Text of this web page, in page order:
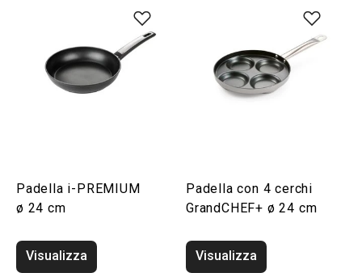
Padella i-PREMIUM
ø 24 cm
Visualizza
Padella con 4 cerchi
GrandCHEF+ ø 24 cm
Visualizza